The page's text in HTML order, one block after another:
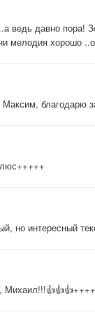
-
дел.
цельности
ведь давно пора!
мелодия хорошо
благодарю
но интересный